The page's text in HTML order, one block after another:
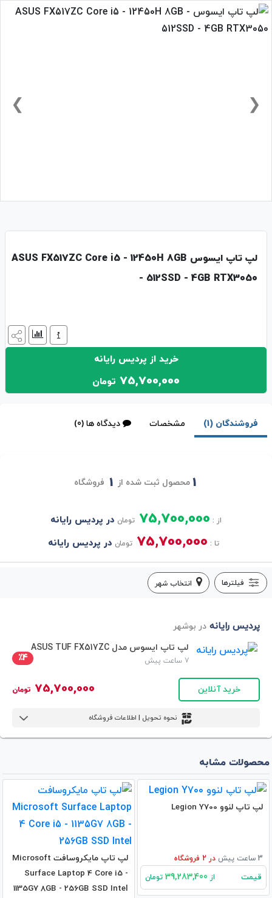
❮
❯
لپ تاپ ایسوس ASUS FX517ZC Core i5 - 12450H 8GB
- 512SSD - 4GB RTX3050
خرید از پردیس رایانه
75,700,000 تومان
فروشندگان (1) مشخصات دیدگاه ها (0)
1 محصول ثبت شده از 1 فروشگاه
از : 75,700,000 تومان در پردیس رایانه
تا : 75,700,000 تومان در پردیس رایانه
فیلترها انتخاب شهر
پردیس رایانه در بوشهر
لپ تاپ ایسوس مدل ASUS TUF FX517ZC
7 ساعت پیش ٪4
خرید آنلاین 75,700,000 تومان
نحوه تحویل | اطلاعات فروشگاه
محصولات مشابه
لپ تاپ لنوو Legion Y700
3 ساعت پیش در فروشگاه
قیمت از تومان
لپ تاپ مایکروسافت Microsoft
Surface Laptop 4 Core i5 -
1135G7 8GB - 256GB SSD Intel